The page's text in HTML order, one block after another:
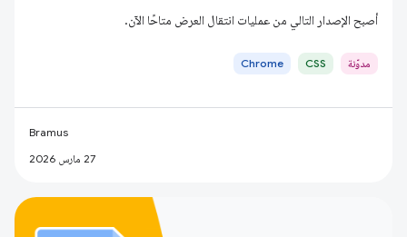
أصبح الإصدار التالي من عمليات انتقال العرض متاحًا الآن.
مدوّنة CSS
Chrome
Bramus
27 مارس 2026